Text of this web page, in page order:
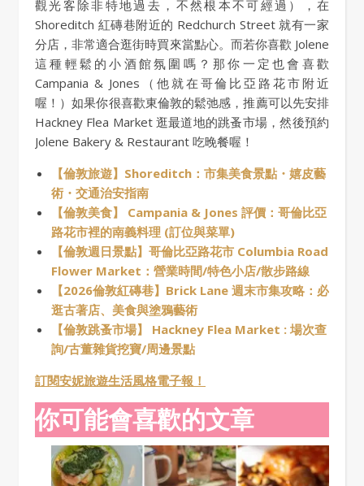
觀光客除非特地過去，不然根本不可經過），在
Shoreditch 紅磚巷附近的 Redchurch Street 就有一家
分店，非常適合逛街時買來當點心。而若你喜歡 Jolene
這種輕鬆的小酒館氛圍嗎？那你一定也會喜歡
Campania & Jones（他就在哥倫比亞路花市附近
喔！）如果你很喜歡東倫敦的鬆弛感，推薦可以先安排
Hackney Flea Market 逛最道地的跳蚤市場，然後預約
Jolene Bakery & Restaurant 吃晚餐喔！
【倫敦旅遊】Shoreditch：市集美食景點・嬉皮藝
術・交通治安指南
【倫敦美食】 Campania & Jones 評價：哥倫比亞
路花市裡的南義料理 (訂位與菜單)
【倫敦週日景點】哥倫比亞路花市 Columbia Road
Flower Market：營業時間/特色小店/散步路線
【2026倫敦紅磚巷】Brick Lane 週末市集攻略：必
逛古著店、美食與塗鴉藝術
【倫敦跳蚤市場】 Hackney Flea Market : 場次查
詢/古董雜貨挖寶/周邊景點
訂閱安妮旅遊生活風格電子報！
你可能會喜歡的文章